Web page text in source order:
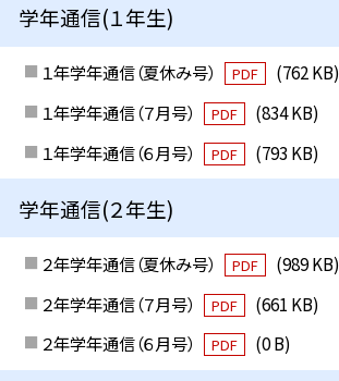
学年通信(１年生)
１年学年通信（夏休み号） PDF
(762 KB)
１年学年通信（７月号）
PDF
(834 KB)
１年学年通信（６月号）
PDF (793 KB)
学年通信(２年生)
２年学年通信（夏休み号） PDF
(989 KB)
２年学年通信（７月号）
PDF
(661 KB)
２年学年通信（６月号）
PDF (0 B)